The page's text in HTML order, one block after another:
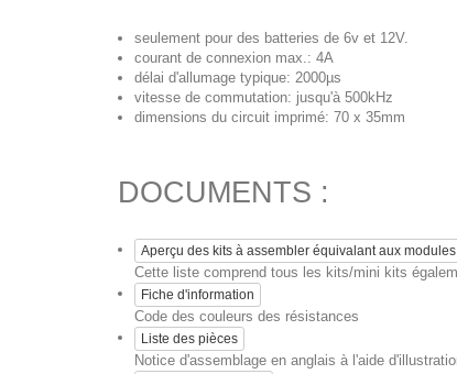
seulement pour des batteries de 6v et 12V.
courant de connexion max.: 4A
délai d'allumage typique: 2000µs
vitesse de commutation: jusqu'à 500kHz
dimensions du circuit imprimé: 70 x 35mm
DOCUMENTS :
Aperçu des kits à assembler équivalant aux
Cette liste comprend tous les kits/mini kits
Fiche d'information
Code des couleurs des résistances
Liste des pièces
Notice d'assemblage en anglais à l'aide